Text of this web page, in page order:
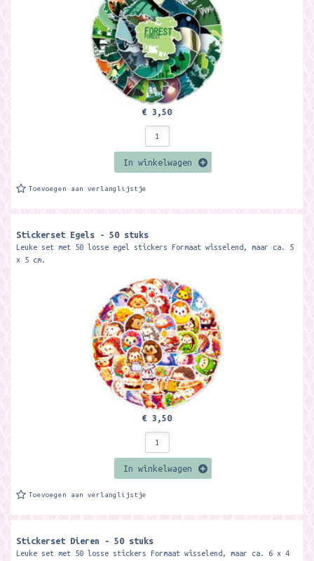
€ 3,50
In winkelwagen
Toevoegen aan verlanglijstje
Stickerset Egels - 50 stuks
Leuke set met 50 losse egel stickers Formaat wisselend, maar ca. 5
x 5 cm.
€ 3,50
In winkelwagen
Toevoegen aan verlanglijstje
Stickerset Dieren - 50 stuks
Leuke set met 50 losse stickers Formaat wisselend, maar ca. 6 x 4